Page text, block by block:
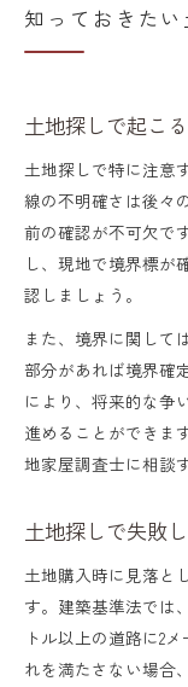
知っておきた
土地探しで起こ
土地探しで特に注意
線の不明確さは後々
前の確認が不可欠で
し、現地で境界標が
認しましょう。
また、境界に関して
部分があれば境界確
により、将来的な争
進めることができま
地家屋調査士に相談
土地探しで失敗
土地購入時に見落と
す。建築基準法では
トル以上の道路に2
れを満たさない場合